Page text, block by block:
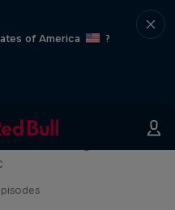
of America
?
Carts